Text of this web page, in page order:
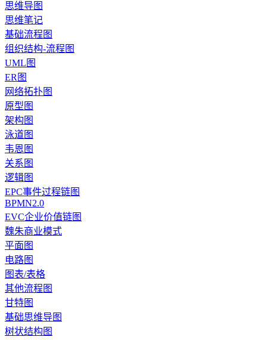
思维导图
思维笔记
基础流程图
组织结构-流程图
UML图
ER图
网络拓扑图
原型图
架构图
泳道图
韦恩图
关系图
逻辑图
EPC事件过程链图
BPMN2.0
EVC企业价值链图
魏朱商业模式
平面图
电路图
图表/表格
其他流程图
甘特图
基础思维导图
树状结构图